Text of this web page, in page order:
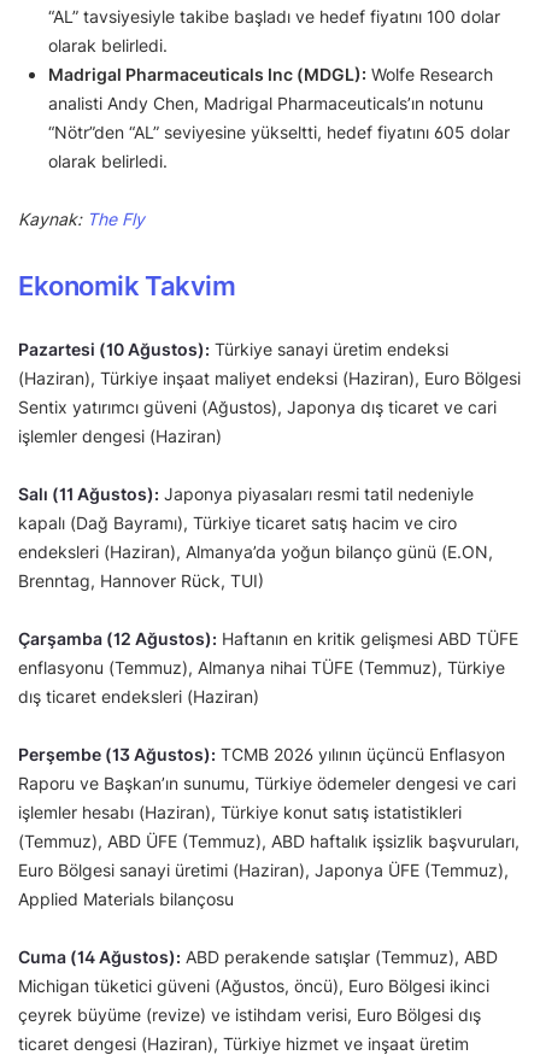
“AL” tavsiyesiyle takibe başladı ve hedef fiyatını 100 dolar
olarak belirledi.
Madrigal Pharmaceuticals Inc (MDGL): Wolfe Research
analisti Andy Chen, Madrigal Pharmaceuticals’ın notunu
“Nötr”den “AL” seviyesine yükseltti, hedef fiyatını 605 dolar
olarak belirledi.
Kaynak: The Fly
Ekonomik Takvim
Pazartesi (10 Ağustos): Türkiye sanayi üretim endeksi
(Haziran), Türkiye inşaat maliyet endeksi (Haziran), Euro Bölgesi
Sentix yatırımcı güveni (Ağustos), Japonya dış ticaret ve cari
işlemler dengesi (Haziran)
Salı (11 Ağustos): Japonya piyasaları resmi tatil nedeniyle
kapalı (Dağ Bayramı), Türkiye ticaret satış hacim ve ciro
endeksleri (Haziran), Almanya’da yoğun bilanço günü (E.ON,
Brenntag, Hannover Rück, TUI)
Çarşamba (12 Ağustos): Haftanın en kritik gelişmesi ABD TÜFE
enflasyonu (Temmuz), Almanya nihai TÜFE (Temmuz), Türkiye
dış ticaret endeksleri (Haziran)
Perşembe (13 Ağustos): TCMB 2026 yılının üçüncü Enflasyon
Raporu ve Başkan’ın sunumu, Türkiye ödemeler dengesi ve cari
işlemler hesabı (Haziran), Türkiye konut satış istatistikleri
(Temmuz), ABD ÜFE (Temmuz), ABD haftalık işsizlik başvuruları,
Euro Bölgesi sanayi üretimi (Haziran), Japonya ÜFE (Temmuz),
Applied Materials bilançosu
Cuma (14 Ağustos): ABD perakende satışlar (Temmuz), ABD
Michigan tüketici güveni (Ağustos, öncü), Euro Bölgesi ikinci
çeyrek büyüme (revize) ve istihdam verisi, Euro Bölgesi dış
ticaret dengesi (Haziran), Türkiye hizmet ve inşaat üretim